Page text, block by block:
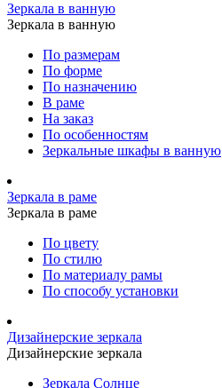
Зеркала в ванную
Зеркала в ванную
По размерам
По форме
По назначению
В раме
На заказ
По особенностям
Зеркальные шкафы в ванную
Зеркала в раме
Зеркала в раме
По цвету
По стилю
По материалу рамы
По способу установки
Дизайнерские зеркала
Дизайнерские зеркала
Зеркала Солнце